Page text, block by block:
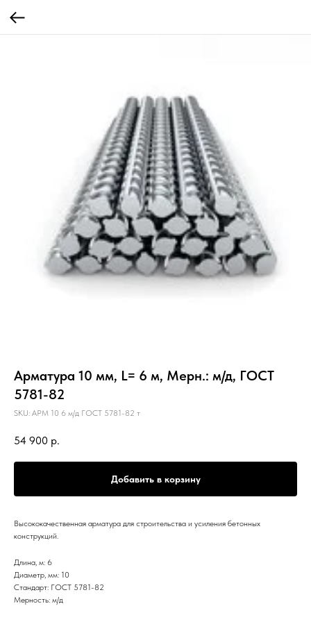
Арматура 10 мм, L= 6 м, Мерн.: м/д, ГОСТ
5781-82
SKU: АРМ 10 6 м/д ГОСТ 5781-82 т
54 900 р.
Добавить в корзину
Высококачественная арматура для строительства и усиления бетонных
конструкций.
Длина, м: 6
Диаметр, мм: 10
Стандарт: ГОСТ 5781-82
Мерность: м/д